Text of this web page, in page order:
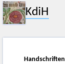
KdiH
Handschriften